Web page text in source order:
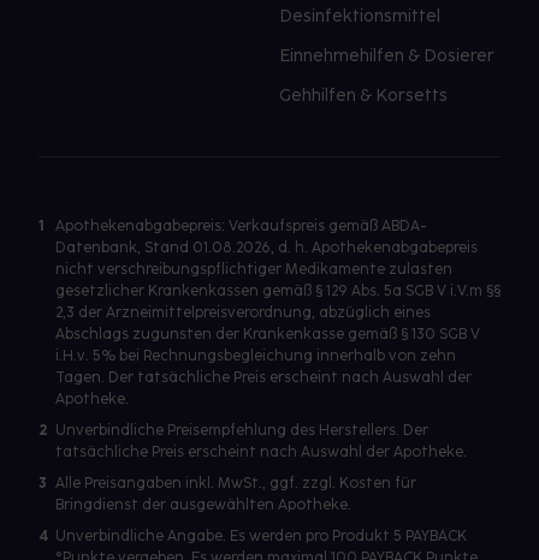
Desinfektionsmittel
Einnehmehilfen & Dosierer
Gehhilfen & Korsetts
1
Apothekenabgabepreis: Verkaufspreis gemäß ABDA-
Datenbank, Stand 01.08.2026, d. h. Apothekenabgabepreis
nicht verschreibungspflichtiger Medikamente zulasten
gesetzlicher Krankenkassen gemäß § 129 Abs. 5a SGB V i.V.m §§
2,3 der Arzneimittelpreisverordnung, abzüglich eines
Abschlags zugunsten der Krankenkasse gemäß § 130 SGB V
i.H.v. 5% bei Rechnungsbegleichung innerhalb von zehn
Tagen. Der tatsächliche Preis erscheint nach Auswahl der
Apotheke.
2 Unverbindliche Preisempfehlung des Herstellers. Der
tatsächliche Preis erscheint nach Auswahl der Apotheke.
3 Alle Preisangaben inkl. MwSt., ggf. zzgl. Kosten für
Bringdienst der ausgewählten Apotheke.
4 Unverbindliche Angabe. Es werden pro Produkt 5 PAYBACK